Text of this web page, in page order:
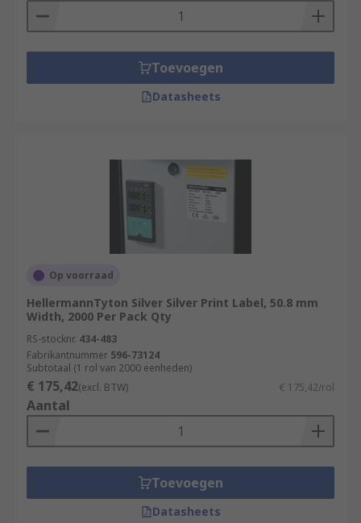
Toevoegen
Datasheets
Op voorraad
HellermannTyton Silver Silver Print Label, 50.8 mm
Width, 2000 Per Pack Qty
RS-stocknr. 434-483
Fabrikantnummer 596-73124
Subtotaal (1 rol van 2000 eenheden)
€ 175,42(excl. BTW) € 175,42/rol
Aantal
Toevoegen
Datasheets